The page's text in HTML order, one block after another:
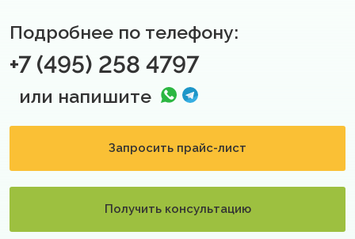
Подробнее по телефону:
+7 (495) 258 4797
или напишите
Запросить прайс-лист
Получить консультацию